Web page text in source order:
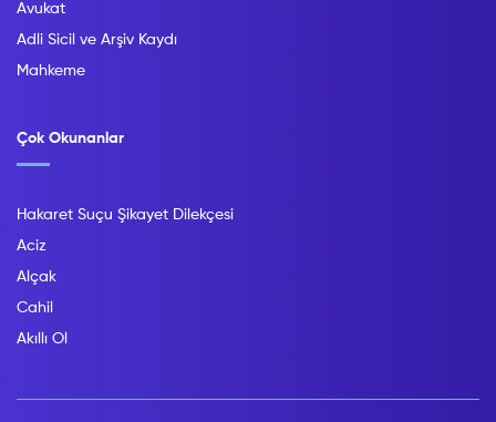
Avukat
Adli Sicil ve Arşiv Kaydı
Mahkeme
Çok Okunanlar
Hakaret Suçu Şikayet Dilekçesi
Aciz
Alçak
Cahil
Akıllı Ol